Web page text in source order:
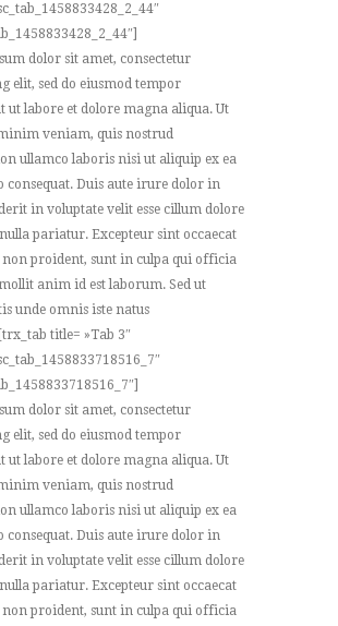
dolor sit amet, consectetur
elit, sed do eiusmod tempor
ut labore et dolore magna aliqua. Ut
veniam, quis nostrud
ullamco laboris nisi ut aliquip ex ea
consequat. Duis aute irure dolor in
in voluptate velit esse cillum dolore
pariatur. Excepteur sint occaecat
non proident, sunt in culpa qui officia
anim id est laborum. Sed ut
unde omnis iste natus
title= »Tab 3″
dolor sit amet, consectetur
elit, sed do eiusmod tempor
ut labore et dolore magna aliqua. Ut
veniam, quis nostrud
ullamco laboris nisi ut aliquip ex ea
consequat. Duis aute irure dolor in
in voluptate velit esse cillum dolore
pariatur. Excepteur sint occaecat
non proident, sunt in culpa qui officia